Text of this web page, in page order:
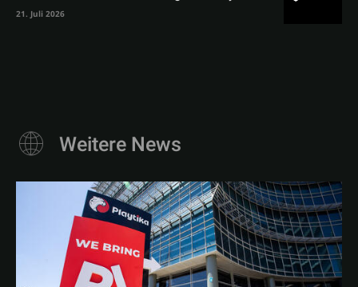
21. Juli 2026
Weitere News